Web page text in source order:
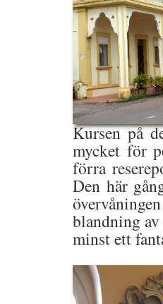
Kursen på
mycket för
förra
Den här
blandning
minst ett